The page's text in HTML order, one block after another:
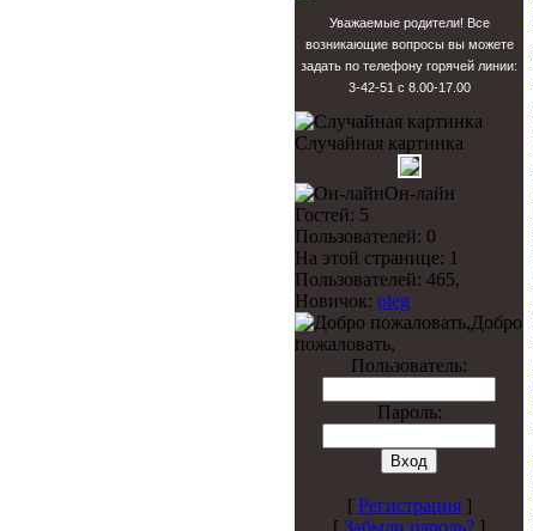
Уважаемые родители! Все
возникающие вопросы вы можете
задать по телефону горячей линии:
3-42-51 с 8.00-17.00
Случайная картинка
Он-лайн
Гостей: 5
Пользователей: 0
На этой странице: 1
Пользователей: 465,
Новичок: oleg
Добро
пожаловать,
Пользователь:
Пароль:
[ Регистрация]